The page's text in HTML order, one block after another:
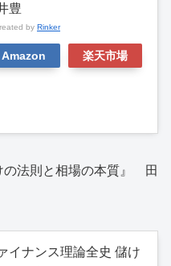
豊
by Rinker
Amazon 楽天市場
の法則と相場の本質』 田
イナンス理論全史 儲け